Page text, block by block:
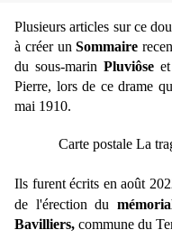
Plusieurs articles sur ce
à créer unSommaire
du sous-marin Pluviôse
Pierre, lors de ce drame
mai 1910.
Carte postale La
Ils furent écrits en août
de l'érection du
Bavilliers, commune du